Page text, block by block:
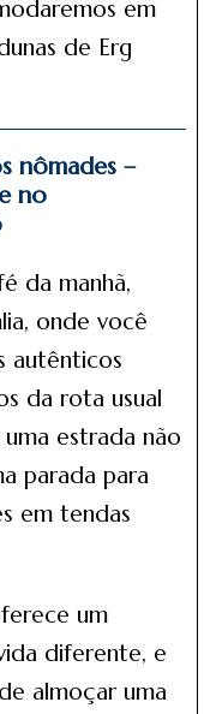
em
de Erg
nômades –
no
da manhã,
onde você
autênticos
da rota usual
estrada não
parada para
em tendas
um
diferente, e
almoçar uma